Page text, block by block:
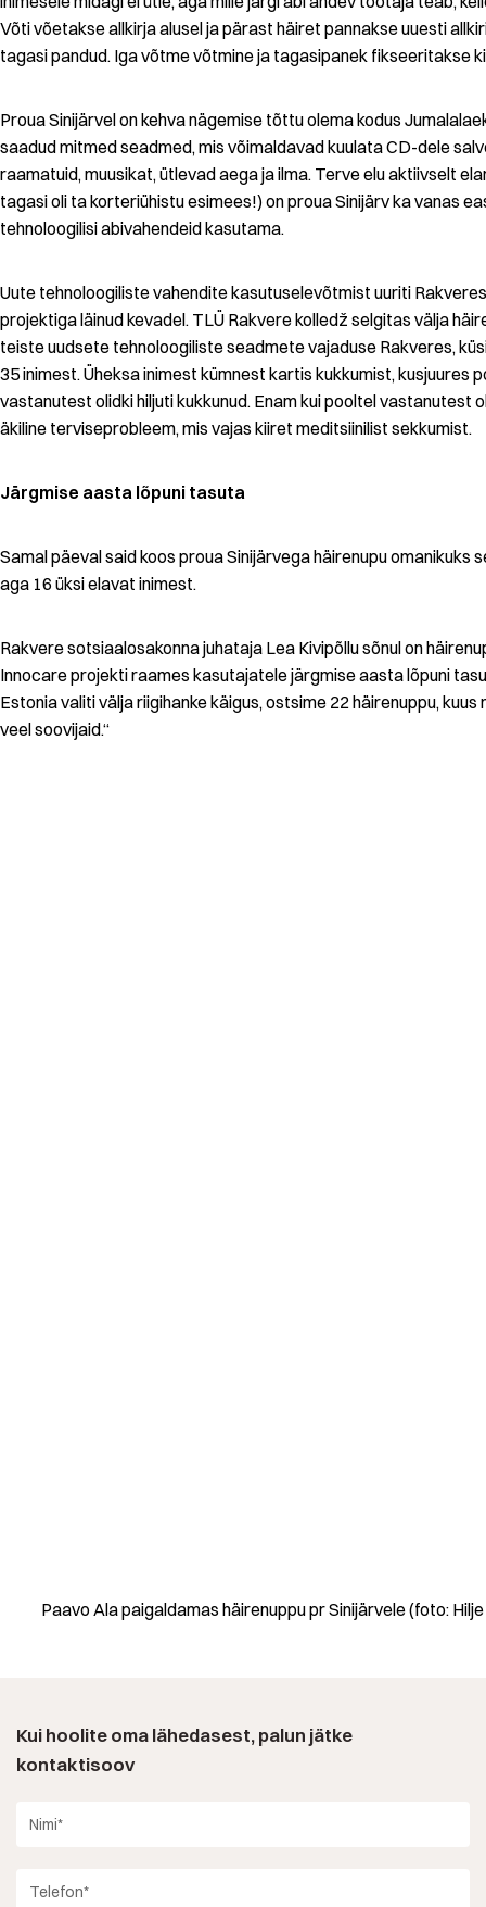
Võti võetakse allkirja alusel ja pärast häiret pannakse uuesti
tagasi pandud. Iga võtme võtmine ja tagasipanek fikseeritakse
Proua Sinijärvel on kehva nägemise tõttu olema kodus
saadud mitmed seadmed, mis võimaldavad kuulata CD-dele
raamatuid, muusikat, ütlevad aega ja ilma. Terve elu aktiivselt
tagasi oli ta korteriühistu esimees!) on proua Sinijärv ka vanas
tehnoloogilisi abivahendeid kasutama.
Uute tehnoloogiliste vahendite kasutuselevõtmist uuriti
projektiga läinud kevadel. TLÜ Rakvere kolledž selgitas välja
teiste uudsete tehnoloogiliste seadmete vajaduse Rakveres,
35 inimest. Üheksa inimest kümnest kartis kukkumist, kusjuures
vastanutest olidki hiljuti kukkunud. Enam kui pooltel vastanutest
äkiline terviseprobleem, mis vajas kiiret meditsiinilist sekkumist.
Järgmise aasta lõpuni tasuta
Samal päeval said koos proua Sinijärvega häirenupu omanikuks
aga 16 üksi elavat inimest.
Rakvere sotsiaalosakonna juhataja Lea Kivipõllu sõnul on
Innocare projekti raames kasutajatele järgmise aasta lõpuni
Estonia valiti välja riigihanke käigus, ostsime 22 häirenuppu, kuus
veel soovijaid.“
Paavo Ala paigaldamas häirenuppu pr Sinijärvele (foto:
Kui hoolite oma lähedasest, palun jätke
kontaktisoov